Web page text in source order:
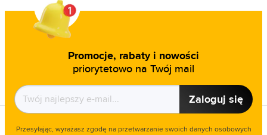
Promocje, rabaty i nowości
priorytetowo na Twój mail
Zaloguj się
Przesyłając, wyrażasz zgodę na przetwarzanie swoich danych osobowych